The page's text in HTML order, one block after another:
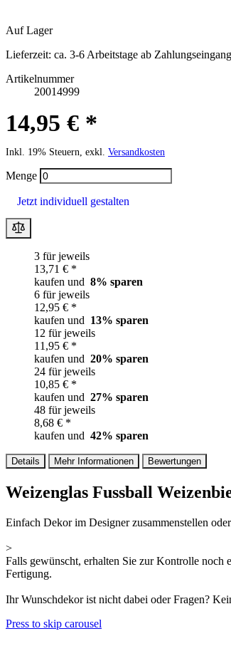
Auf Lager
Lieferzeit: ca. 3-6 Arbeitstage ab
Artikelnummer
20014999
14,95 € *
Inkl. 19% Steuern, exkl. Versandkosten
Menge
Jetzt individuell gestalten
3 für jeweils
13,71 € *
kaufen und 8% sparen
6 für jeweils
12,95 € *
kaufen und 13% sparen
12 für jeweils
11,95 € *
kaufen und 20% sparen
24 für jeweils
10,85 € *
kaufen und 27% sparen
48 für jeweils
8,68 € *
kaufen und 42% sparen
Details Mehr Informationen Bewertungen
Weizenglas Fussball
Einfach Dekor im Designer zusammenstellen
>
Falls gewünscht, erhalten Sie zur Kontrolle noch
Fertigung.
Ihr Wunschdekor ist nicht dabei oder Fragen?
Press to skip carousel